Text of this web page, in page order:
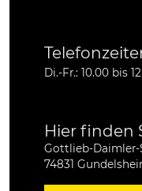
Di.-Fr.: 10.00 bis
Hier finden
Gottlieb-Daimler-
74831